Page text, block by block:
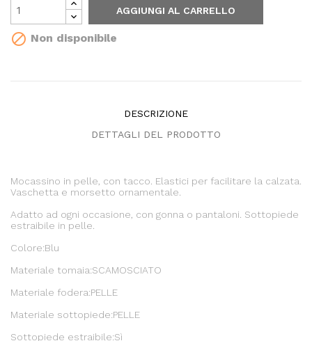
AGGIUNGI AL CARRELLO
 Non disponibile
DESCRIZIONE
DETTAGLI DEL PRODOTTO
Mocassino in pelle, con tacco. Elastici per facilitare la calzata.
Vaschetta e morsetto ornamentale.
Adatto ad ogni occasione, con gonna o pantaloni. Sottopiede
estraibile in pelle.
Colore:Blu
Materiale tomaia:SCAMOSCIATO
Materiale fodera:PELLE
Materiale sottopiede:PELLE
Sottopiede estraibile:Sì